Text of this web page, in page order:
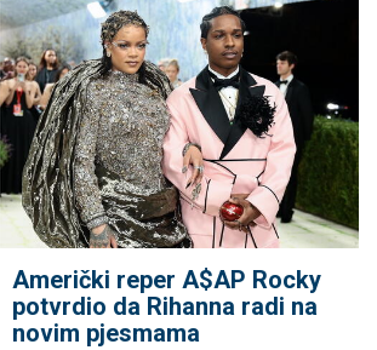
Američki reper A$AP Rocky
potvrdio da Rihanna radi na
novim pjesmama